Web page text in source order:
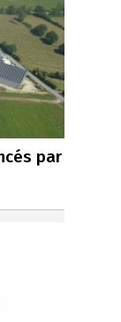
par